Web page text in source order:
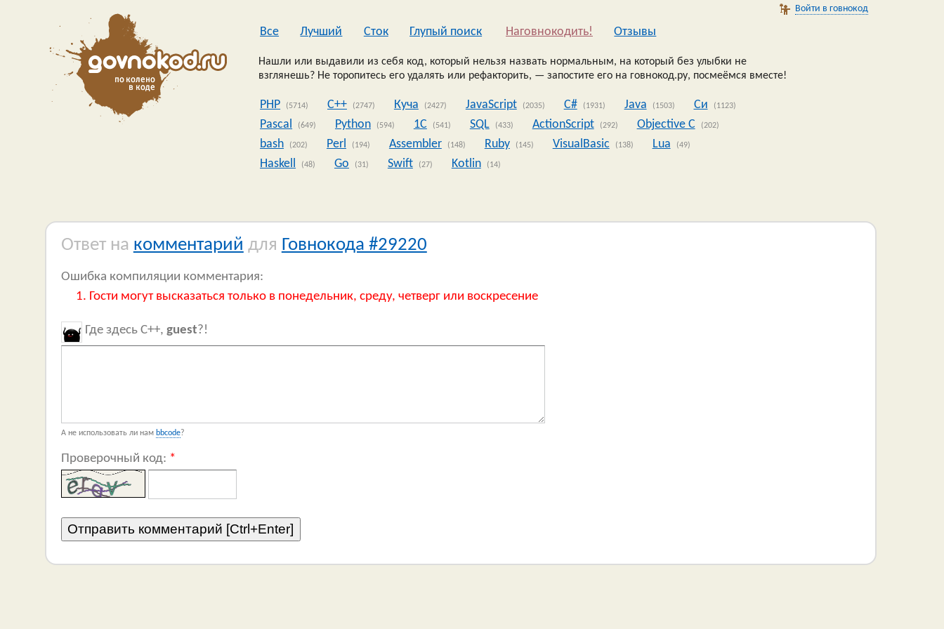
Войти в говнокод
Все Лучший Сток Глупый поиск Наговнокодить! Oтзывы
Нашли или выдавили из себя код, который нельзя назвать нормальным, на который без улыбки не
взглянешь? Не торопитесь его удалять или рефакторить, — запостите его на говнокод.ру, посмеёмся вместе!
PHP (5714) C++ (2747) Куча (2427) JavaScript (2035) C# (1931) Java (1503) Си (1123)
Pascal (649) Python (594) 1C (541) SQL (433) ActionScript (292) Objective C (202)
bash (202) Perl (194) Assembler (148) Ruby (145) VisualBasic (138) Lua (49)
Haskell (48) Go (31) Swift (27) Kotlin (14)
Ответ на комментарий для Говнокода #29220
Ошибка компиляции комментария:
Гости могут высказаться только в понедельник, среду, четверг или воскресение
Где здесь C++, guest?!
А не использовать ли нам bbcode?
Проверочный код: *